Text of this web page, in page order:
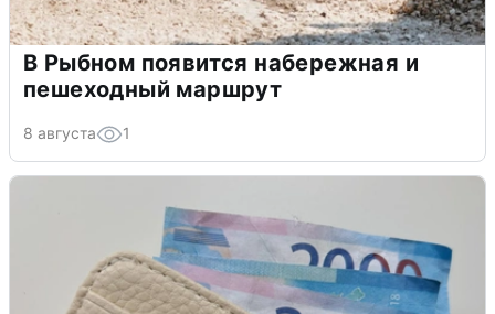
В Рыбном появится набережная и
пешеходный маршрут
8 августа 1